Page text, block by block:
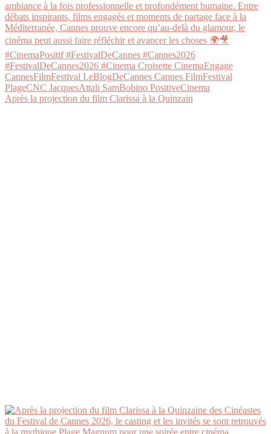
Après la projection du film Clarissa à la Quinzain